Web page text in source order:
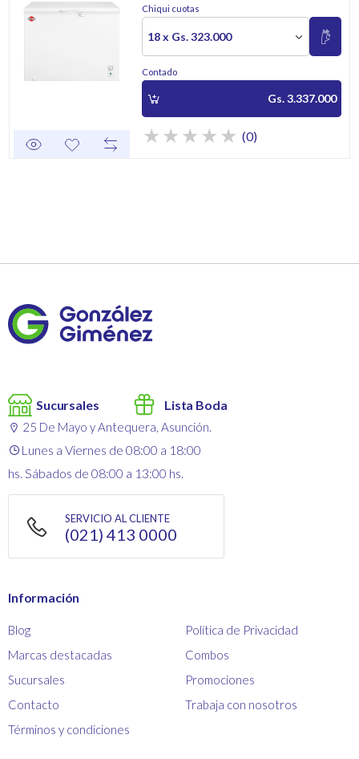
Chiqui cuotas
18 x Gs. 323.000
Contado
Gs. 3.337.000
(0)
Sucursales Lista Boda
25 De Mayo y Antequera, Asunción.
Lunes a Viernes de 08:00 a 18:00
hs. Sábados de 08:00 a 13:00 hs.
SERVICIO AL CLIENTE
(021) 413 0000
Información
Blog
Marcas destacadas
Sucursales
Contacto
Términos y condiciones
Política de Privacidad
Combos
Promociones
Trabaja con nosotros